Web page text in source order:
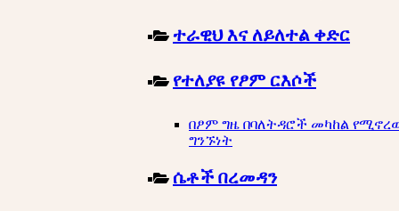
ተራዊህ እና ለይለተል ቀድር
የተለያዩ የፆም ርእሶች
በፆም ግዜ በባለትዳሮች መካከል
ግንኙነት
ሴቶች በረመዳን